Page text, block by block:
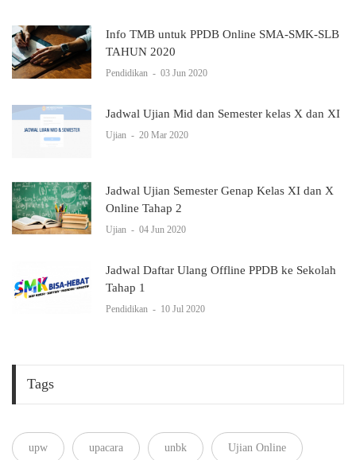
Info TMB untuk PPDB Online SMA-SMK-SLB
TAHUN 2020
Pendidikan - 03 Jun 2020
Jadwal Ujian Mid dan Semester kelas X dan XI
Ujian - 20 Mar 2020
Jadwal Ujian Semester Genap Kelas XI dan X
Online Tahap 2
Ujian - 04 Jun 2020
Jadwal Daftar Ulang Offline PPDB ke Sekolah
Tahap 1
Pendidikan - 10 Jul 2020
Tags
upw upacara unbk Ujian Online